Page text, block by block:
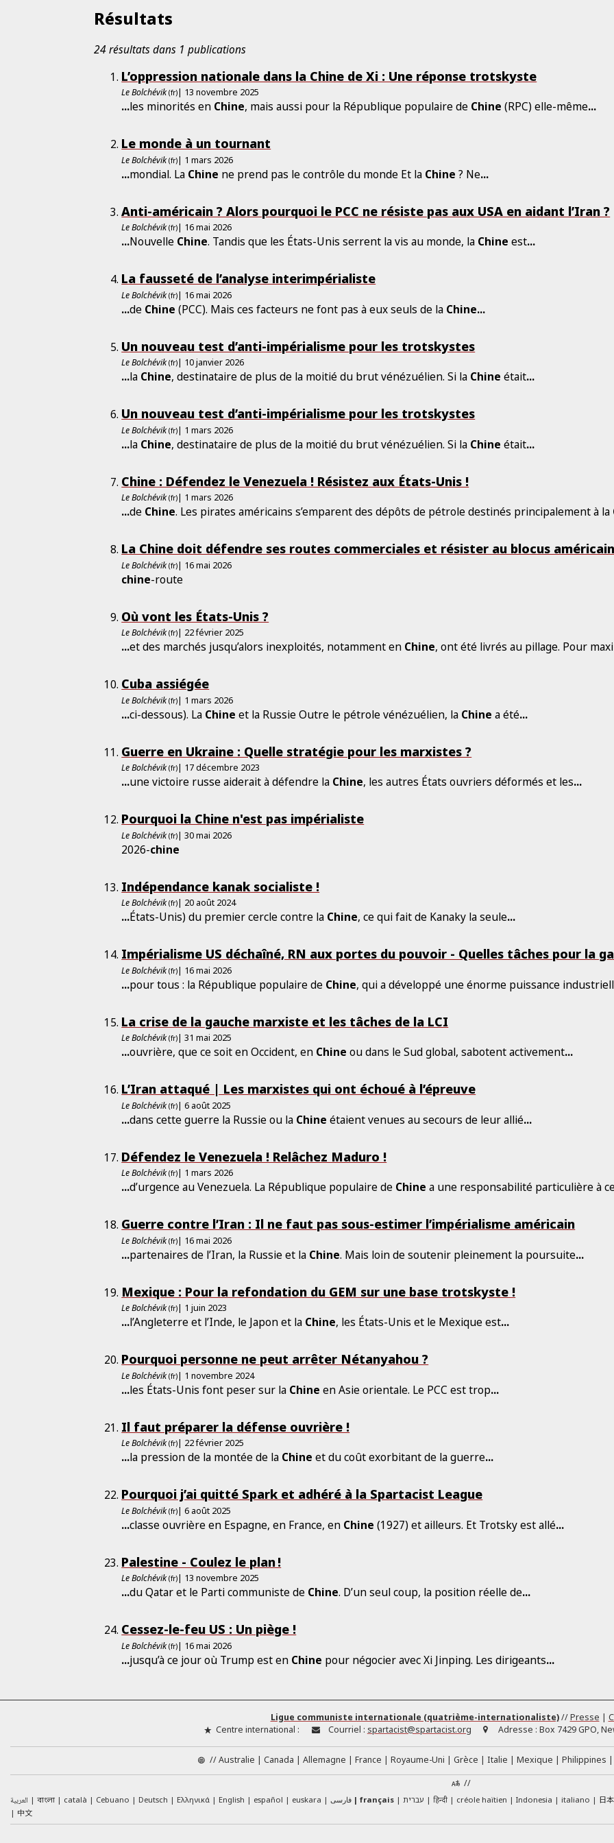
Résultats
24 résultats dans 1 publications
L’oppression nationale dans la Chine de Xi : Une réponse trotskyste
Le Bolchévik (fr)| 13 novembre 2025
...les minorités en Chine, mais aussi pour la République populaire de Chine (RPC) elle-même...
Le monde à un tournant
Le Bolchévik (fr)| 1 mars 2026
...mondial. La Chine ne prend pas le contrôle du monde Et la Chine ? Ne...
Anti-américain ? Alors pourquoi le PCC ne résiste pas aux USA en aidant l’Iran ?
Le Bolchévik (fr)| 16 mai 2026
...Nouvelle Chine. Tandis que les États-Unis serrent la vis au monde, la Chine est...
La fausseté de l’analyse interimpérialiste
Le Bolchévik (fr)| 16 mai 2026
...de Chine (PCC). Mais ces facteurs ne font pas à eux seuls de la Chine...
Un nouveau test d’anti-impérialisme pour les trotskystes
Le Bolchévik (fr)| 10 janvier 2026
...la Chine, destinataire de plus de la moitié du brut vénézuélien. Si la Chine était...
Un nouveau test d’anti-impérialisme pour les trotskystes
Le Bolchévik (fr)| 1 mars 2026
...la Chine, destinataire de plus de la moitié du brut vénézuélien. Si la Chine était...
Chine : Défendez le Venezuela ! Résistez aux États-Unis !
Le Bolchévik (fr)| 1 mars 2026
...de Chine. Les pirates américains s’emparent des dépôts de pétrole destinés principalement à la
La Chine doit défendre ses routes commerciales et résister au blocus
Le Bolchévik (fr)| 16 mai 2026
chine-route
Où vont les États-Unis ?
Le Bolchévik (fr)| 22 février 2025
...et des marchés jusqu’alors inexploités, notamment en Chine, ont été livrés au pillage. Pour
Cuba assiégée
Le Bolchévik (fr)| 1 mars 2026
...ci-dessous). La Chine et la Russie Outre le pétrole vénézuélien, la Chine a été...
Guerre en Ukraine : Quelle stratégie pour les marxistes ?
Le Bolchévik (fr)| 17 décembre 2023
...une victoire russe aiderait à défendre la Chine, les autres États ouvriers déformés et les...
Pourquoi la Chine n'est pas impérialiste
Le Bolchévik (fr)| 30 mai 2026
2026-chine
Indépendance kanak socialiste !
Le Bolchévik (fr)| 20 août 2024
...États-Unis) du premier cercle contre la Chine, ce qui fait de Kanaky la seule...
Impérialisme US déchaîné, RN aux portes du pouvoir - Quelles tâches pour la
Le Bolchévik (fr)| 16 mai 2026
...pour tous : la République populaire de Chine, qui a développé une énorme puissance
La crise de la gauche marxiste et les tâches de la LCI
Le Bolchévik (fr)| 31 mai 2025
...ouvrière, que ce soit en Occident, en Chine ou dans le Sud global, sabotent activement...
L’Iran attaqué | Les marxistes qui ont échoué à l’épreuve
Le Bolchévik (fr)| 6 août 2025
...dans cette guerre la Russie ou la Chine étaient venues au secours de leur allié...
Défendez le Venezuela ! Relâchez Maduro !
Le Bolchévik (fr)| 1 mars 2026
...d’urgence au Venezuela. La République populaire de Chine a une responsabilité particulière à
Guerre contre l’Iran : Il ne faut pas sous-estimer l’impérialisme américain
Le Bolchévik (fr)| 16 mai 2026
...partenaires de l’Iran, la Russie et la Chine. Mais loin de soutenir pleinement la poursuite...
Mexique : Pour la refondation du GEM sur une base trotskyste !
Le Bolchévik (fr)| 1 juin 2023
...l’Angleterre et l’Inde, le Japon et la Chine, les États-Unis et le Mexique est...
Pourquoi personne ne peut arrêter Nétanyahou ?
Le Bolchévik (fr)| 1 novembre 2024
...les États-Unis font peser sur la Chine en Asie orientale. Le PCC est trop...
Il faut préparer la défense ouvrière !
Le Bolchévik (fr) | 22 février 2025
...la pression de la montée de la Chine et du coût exorbitant de la guerre...
Pourquoi j’ai quitté Spark et adhéré à la Spartacist League
Le Bolchévik (fr)| 6 août 2025
...classe ouvrière en Espagne, en France, en Chine (1927) et ailleurs. Et Trotsky est allé...
Palestine - Coulez le plan !
Le Bolchévik (fr) | 13 novembre 2025
...du Qatar et le Parti communiste de Chine. D’un seul coup, la position réelle de...
Cessez-le-feu US : Un piège !
Le Bolchévik (fr)| 16 mai 2026
...jusqu’à ce jour où Trump est en Chine pour négocier avec Xi Jinping. Les dirigeants...
Ligue communiste internationale (quatrième-internationaliste) //Presse |
Centre international :
Courriel : spartacist@spartacist.org Adresse : Box 7429 GPO,
//Australie Canada Allemagne France Royaume-Uni Grèce Italie Mexique Philippines
//
العربية বাংলা català Cebuano Deutsch Ελληνικά English español euskara فارسی français עברית हिन्दी créole haïtien Indonesia italiano 日
中文